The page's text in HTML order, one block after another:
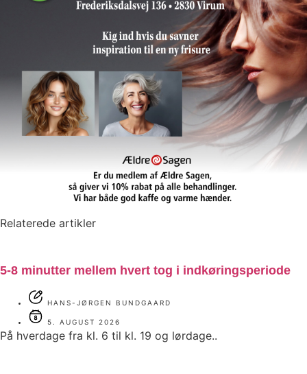
Relaterede artikler
5-8 minutter mellem hvert tog i indkøringsperiode
HANS-JØRGEN BUNDGAARD
5. AUGUST 2026
På hverdage fra kl. 6 til kl. 19 og lørdage..